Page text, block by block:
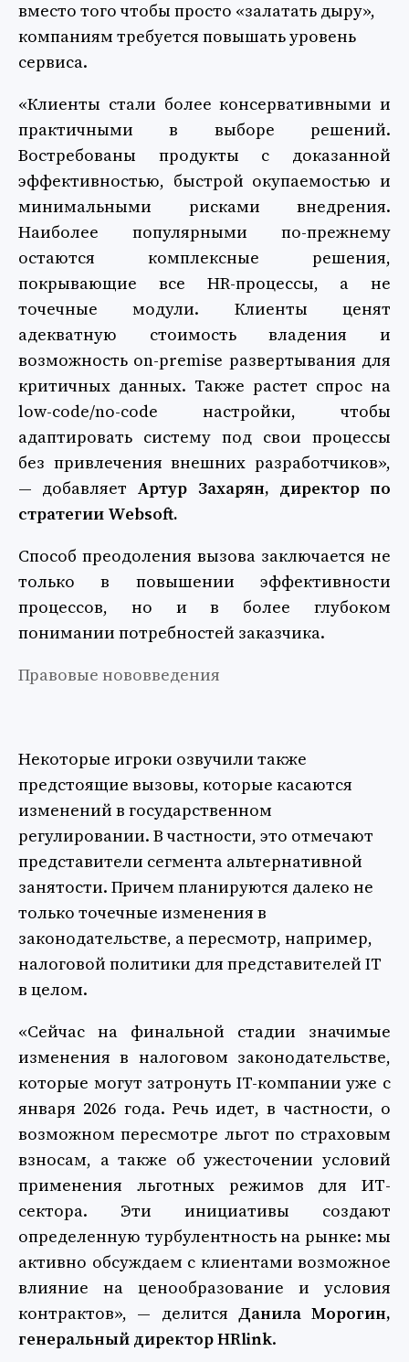
вместо того чтобы просто «залатать дыру»,
компаниям требуется повышать уровень
сервиса.
«Клиенты стали более консервативными и
практичными в выборе решений.
Востребованы продукты с доказанной
эффективностью, быстрой окупаемостью и
минимальными рисками внедрения.
Наиболее популярными по-прежнему
остаются комплексные решения,
покрывающие все HR-процессы, а не
точечные модули. Клиенты ценят
адекватную стоимость владения и
возможность on-premise развертывания для
критичных данных. Также растет спрос на
low-code/no-code настройки, чтобы
адаптировать систему под свои процессы
без привлечения внешних разработчиков»,
— добавляет Артур Захарян, директор по
стратегии Websoft.
Способ преодоления вызова заключается не
только в повышении эффективности
процессов, но и в более глубоком
понимании потребностей заказчика.
Правовые нововведения
Некоторые игроки озвучили также
предстоящие вызовы, которые касаются
изменений в государственном
регулировании. В частности, это отмечают
представители сегмента альтернативной
занятости. Причем планируются далеко не
только точечные изменения в
законодательстве, а пересмотр, например,
налоговой политики для представителей IT
в целом.
«Сейчас на финальной стадии значимые
изменения в налоговом законодательстве,
которые могут затронуть IT-компании уже с
января 2026 года. Речь идет, в частности, о
возможном пересмотре льгот по страховым
взносам, а также об ужесточении условий
применения льготных режимов для ИТ-
сектора. Эти инициативы создают
определенную турбулентность на рынке: мы
активно обсуждаем с клиентами возможное
влияние на ценообразование и условия
контрактов», — делится Данила Морогин,
генеральный директор HRlink.